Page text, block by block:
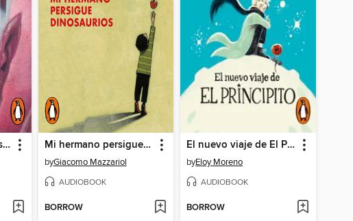
Consumidores de pesadillas Mi hermano persigue dinosaurios
byGiacomo Mazzariol
AUDIOBOOK
BORROW
El nuevo viaje de El Principito
byEloy Moreno
AUDIOBOOK
BORROW